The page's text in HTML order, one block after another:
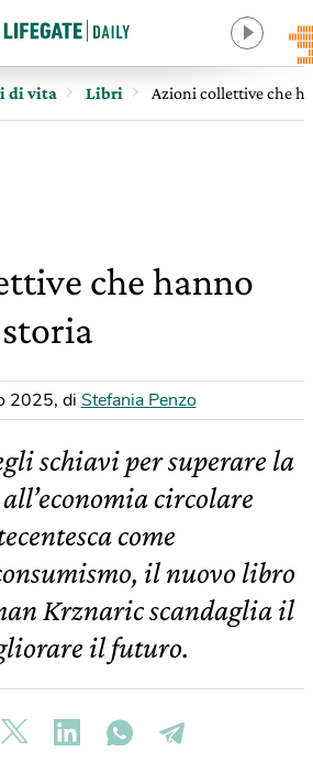
di vita Libri Azioni collettive che
che hanno
2025, di Stefania Penzo
schiavi per superare la
circolare
come
il nuovo libro
Krznaric scandaglia il
il futuro.